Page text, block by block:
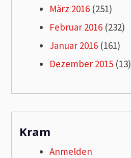
März 2016 (251)
Februar 2016 (232)
Januar 2016 (161)
Dezember 2015 (13)
Kram
Anmelden